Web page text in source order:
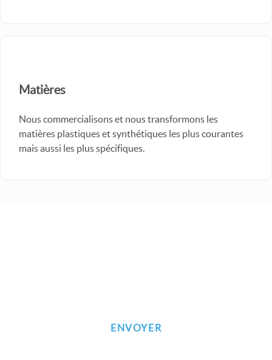
Matières
Nous commercialisons et nous transformons les
matières plastiques et synthétiques les plus courantes
mais aussi les plus spécifiques.